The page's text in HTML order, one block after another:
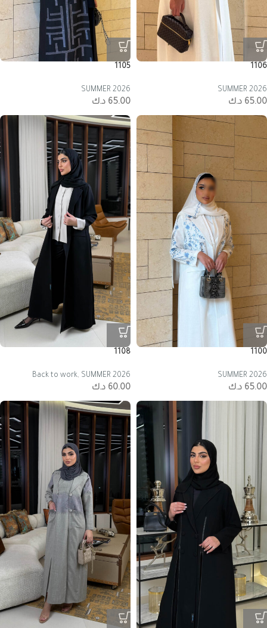
1106
SUMMER 2026
65.00 د.ك
1105
SUMMER 2026
65.00 د.ك
1100
SUMMER 2026
65.00 د.ك
1108
Back to work, SUMMER 2026
60.00 د.ك